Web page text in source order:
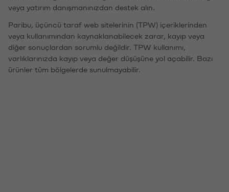
veya yatırım danışmanınızdan destek alın.
Paribu, üçüncü taraf web sitelerinin (TPW) içeriklerinden
veya kullanımından kaynaklanabilecek zarar, kayıp veya
diğer sonuçlardan sorumlu değildir. TPW kullanımı,
varlıklarınızda kayıp veya değer düşüşüne yol açabilir. Bazı
ürünler tüm bölgelerde sunulmayabilir.